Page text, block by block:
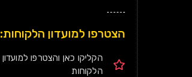
הצטרפו למועדון הלקוחות:
הקליקו כאן והצטרפו למועדון
הלקוחות